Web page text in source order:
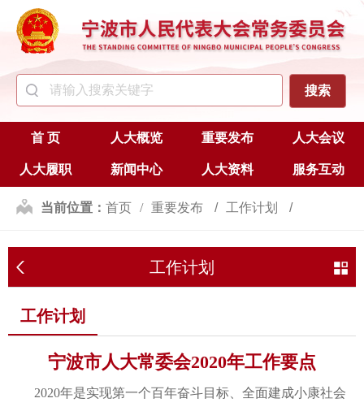
首 页 人大概览 重要发布 人大会议
人大履职 新闻中心 人大资料 服务互动
当前位置： 首页 重要发布 工作计划
工作计划
工作计划
宁波市人大常委会2020年工作要点
2020年是实现第一个百年奋斗目标、全面建成小康社会